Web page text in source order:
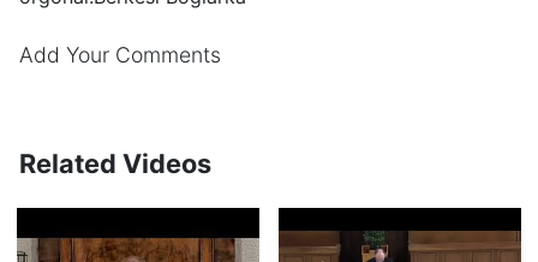
Add Your Comments
Related Videos